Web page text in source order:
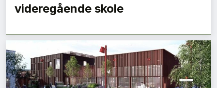
videregående skole